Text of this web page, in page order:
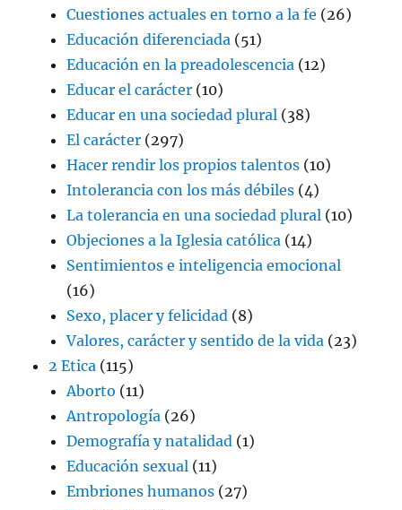
Cuestiones actuales en torno a la fe (26)
Educación diferenciada (51)
Educación en la preadolescencia (12)
Educar el carácter (10)
Educar en una sociedad plural (38)
El carácter (297)
Hacer rendir los propios talentos (10)
Intolerancia con los más débiles (4)
La tolerancia en una sociedad plural (10)
Objeciones a la Iglesia católica (14)
Sentimientos e inteligencia emocional
(16)
Sexo, placer y felicidad (8)
Valores, carácter y sentido de la vida (23)
2 Etica (115)
Aborto (11)
Antropología (26)
Demografía y natalidad (1)
Educación sexual (11)
Embriones humanos (27)